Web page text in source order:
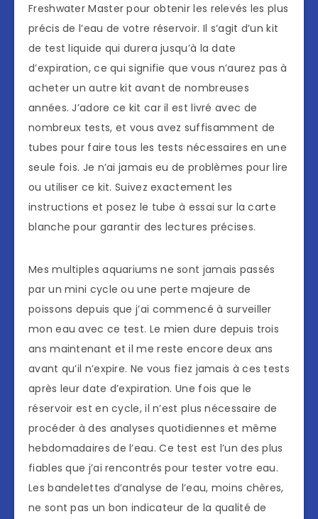
Freshwater Master pour obtenir les relevés les plus
précis de l’eau de votre réservoir. Il s’agit d’un kit
de test liquide qui durera jusqu’à la date
d’expiration, ce qui signifie que vous n’aurez pas à
acheter un autre kit avant de nombreuses
années. J’adore ce kit car il est livré avec de
nombreux tests, et vous avez suffisamment de
tubes pour faire tous les tests nécessaires en une
seule fois. Je n’ai jamais eu de problèmes pour lire
ou utiliser ce kit. Suivez exactement les
instructions et posez le tube à essai sur la carte
blanche pour garantir des lectures précises.
Mes multiples aquariums ne sont jamais passés
par un mini cycle ou une perte majeure de
poissons depuis que j’ai commencé à surveiller
mon eau avec ce test. Le mien dure depuis trois
ans maintenant et il me reste encore deux ans
avant qu’il n’expire. Ne vous fiez jamais à ces tests
après leur date d’expiration. Une fois que le
réservoir est en cycle, il n’est plus nécessaire de
procéder à des analyses quotidiennes et même
hebdomadaires de l’eau. Ce test est l’un des plus
fiables que j’ai rencontrés pour tester votre eau.
Les bandelettes d’analyse de l’eau, moins chères,
ne sont pas un bon indicateur de la qualité de